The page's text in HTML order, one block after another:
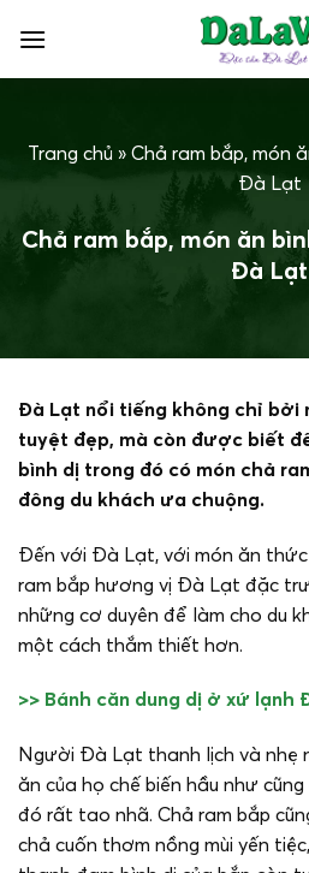
qua
nội
Trang chủ » Chả ram bắp, món
Đà Lạt
Chả ram bắp, món ăn
Đà Lạt
Đà Lạt nổi tiếng không chỉ bởi
tuyệt đẹp, mà còn được biết
bình dị trong đó có món chả
đông du khách ưa chuộng.
Đến với Đà Lạt, với món ăn
ram bắp hương vị Đà Lạt đặc
những cơ duyên để làm cho du
một cách thắm thiết hơn.
>> Bánh căn dung dị ở xứ lạnh
Người Đà Lạt thanh lịch và nhẹ
ăn của họ chế biến hầu như
đó rất tao nhã. Chả ram bắp
chả cuốn thơm nồng mùi yến